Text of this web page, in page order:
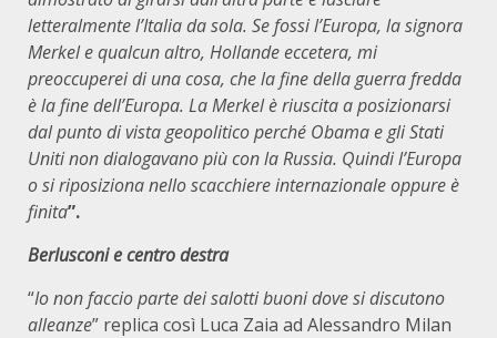
letteralmente l’Italia da sola. Se fossi l’Europa, la signora
Merkel e qualcun altro, Hollande eccetera, mi
preoccuperei di una cosa, che la fine della guerra fredda
è la fine dell’Europa. La Merkel è riuscita a posizionarsi
dal punto di vista geopolitico perché Obama e gli Stati
Uniti non dialogavano più con la Russia. Quindi l’Europa
o si riposiziona nello scacchiere internazionale oppure è
finita”.
Berlusconi e centro destra
“Io non faccio parte dei salotti buoni dove si discutono
alleanze” replica così Luca Zaia ad Alessandro Milan